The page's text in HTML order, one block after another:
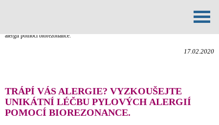
alergií pomocí biorezonance.
17.02.2020
TRÁPÍ VÁS ALERGIE? VYZKOUŠEJTE
UNIKÁTNÍ LÉČBU PYLOVÝCH ALERGIÍ
POMOCÍ BIOREZONANCE.